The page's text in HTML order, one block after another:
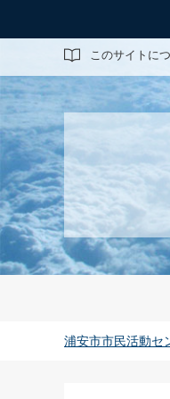
このサイトに
サイト内検索
浦安市市民活動セ